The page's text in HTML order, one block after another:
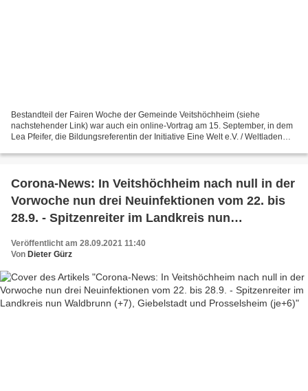
Bestandteil der Fairen Woche der Gemeinde Veitshöchheim (siehe
nachstehender Link) war auch ein online-Vortrag am 15. September, in dem
Lea Pfeifer, die Bildungsreferentin der Initiative Eine Welt e.V. / Weltladen
Corona-News: In Veitshöchheim nach null in der
Vorwoche nun drei Neuinfektionen vom 22. bis
28.9. - Spitzenreiter im Landkreis nun
(je+6)
Veröffentlicht am 28.09.2021 11:40
Von Dieter Gürz